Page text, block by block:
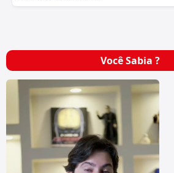
Você Sabia ?